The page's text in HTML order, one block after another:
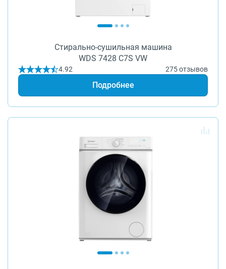
8 800 3333 887
Стирально-сушильная машина
WDS 7428 C7S VW
4.92 275 отзывов
Подробнее